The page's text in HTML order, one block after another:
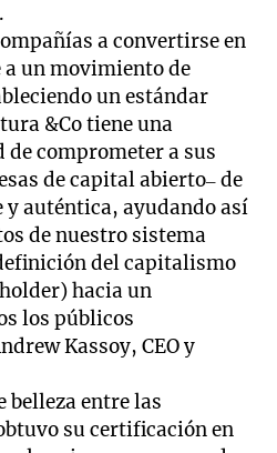
a convertirse en
a un movimiento de
un estándar
&Co tiene una
comprometer a sus
de capital abierto– de
y auténtica, ayudando así
de nuestro sistema
del capitalismo
hacia un
los públicos
Kassoy, CEO y
belleza entre las
su certificación en